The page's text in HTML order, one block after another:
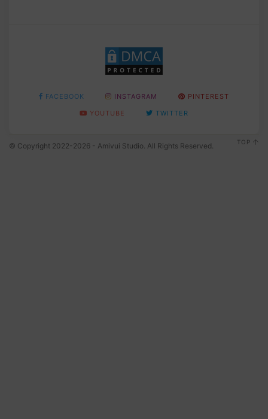
FACEBOOK INSTAGRAM
PINTEREST
YOUTUBE
TWITTER
© Copyright 2022-2026 - Amivui Studio. All Rights Reserved. TOP